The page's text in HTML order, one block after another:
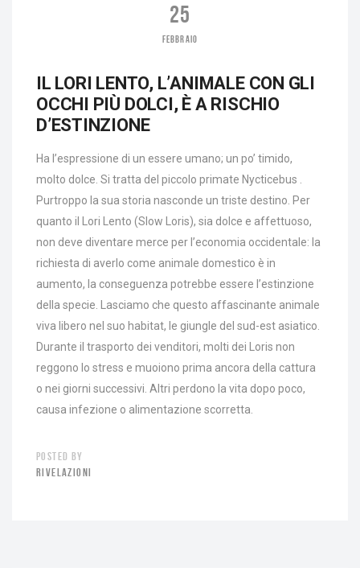
25
FEBBRAIO
IL LORI LENTO, L’ANIMALE CON GLI
OCCHI PIÙ DOLCI, È A RISCHIO
D’ESTINZIONE
Ha l’espressione di un essere umano; un po’ timido,
molto dolce. Si tratta del piccolo primate Nycticebus .
Purtroppo la sua storia nasconde un triste destino. Per
quanto il Lori Lento (Slow Loris), sia dolce e affettuoso,
non deve diventare merce per l’economia occidentale: la
richiesta di averlo come animale domestico è in
aumento, la conseguenza potrebbe essere l’estinzione
della specie. Lasciamo che questo affascinante animale
viva libero nel suo habitat, le giungle del sud-est asiatico.
Durante il trasporto dei venditori, molti dei Loris non
reggono lo stress e muoiono prima ancora della cattura
o nei giorni successivi. Altri perdono la vita dopo poco,
causa infezione o alimentazione scorretta.
POSTED BY
RIVELAZIONI